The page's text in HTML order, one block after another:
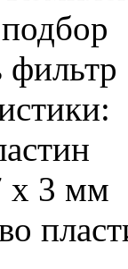
фильтр
х 3 мм